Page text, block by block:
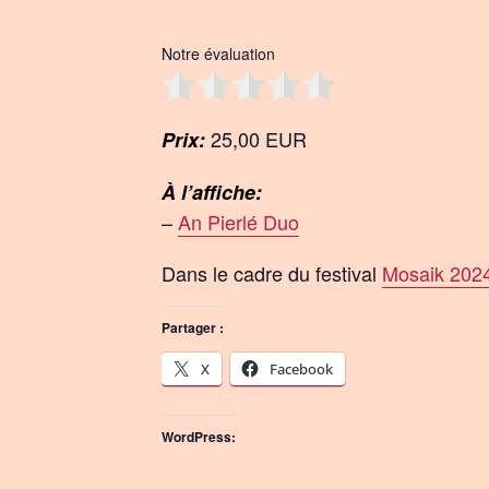
Notre évaluation
Prix:25,00 EUR
À l’affiche:
–An Pierlé Duo
Dans le cadre du festival Mosaik
Partager :
X Facebook
WordPress: